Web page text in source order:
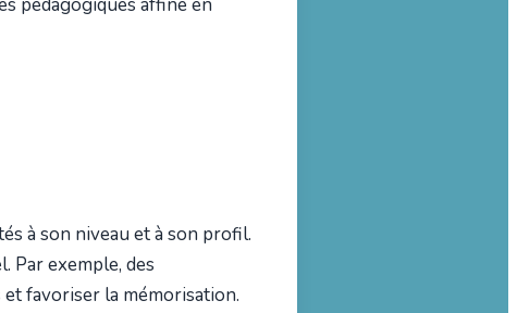
à son niveau et à son profil.
Par exemple, des
favoriser la mémorisation.